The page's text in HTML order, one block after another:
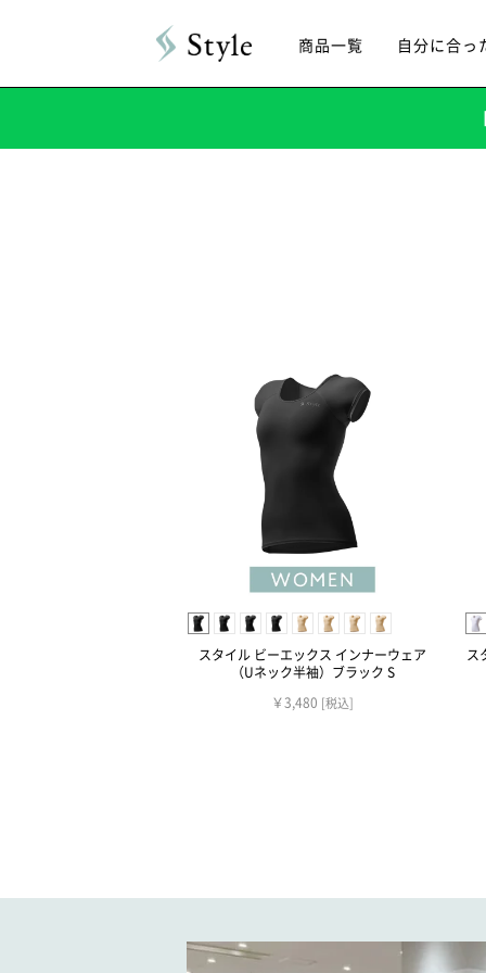
商品一覧 自分に合っ
スタイル ビーエックス インナーウェア
（Uネック半袖）ブラック S
￥3,480 [税込]
ス